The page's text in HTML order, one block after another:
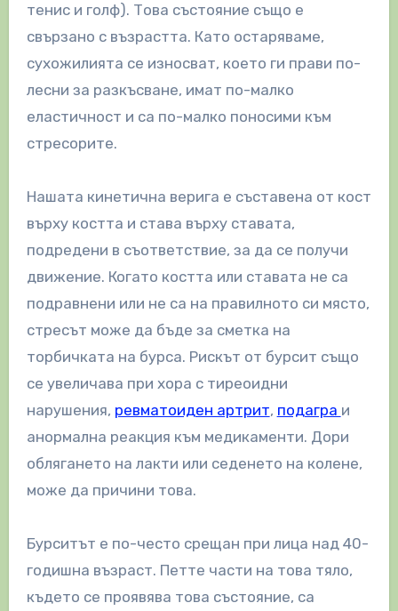
тенис и голф). Това състояние също е
свързано с възрастта. Като остаряваме,
сухожилията се износват, което ги прави по-
лесни за разкъсване, имат по-малко
еластичност и са по-малко поносими към
стресорите.
Нашата кинетична верига е съставена от кост
върху костта и става върху ставата,
подредени в съответствие, за да се получи
движение. Когато костта или ставата не са
подравнени или не са на правилното си място,
стресът може да бъде за сметка на
торбичката на бурса. Рискът от бурсит също
се увеличава при хора с тиреоидни
нарушения, ревматоиден артрит, подагра и
анормална реакция към медикаменти. Дори
облягането на лакти или седенето на колене,
може да причини това.
Бурситът е по-често срещан при лица над 40-
годишна възраст. Петте части на това тяло,
където се проявява това състояние, са